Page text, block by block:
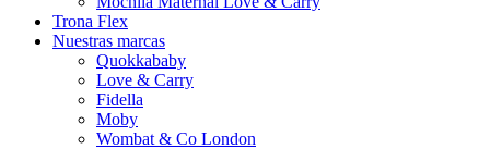
Trona Flex
Nuestras marcas
Quokkababy
Love & Carry
Fidella
Moby
Wombat & Co London